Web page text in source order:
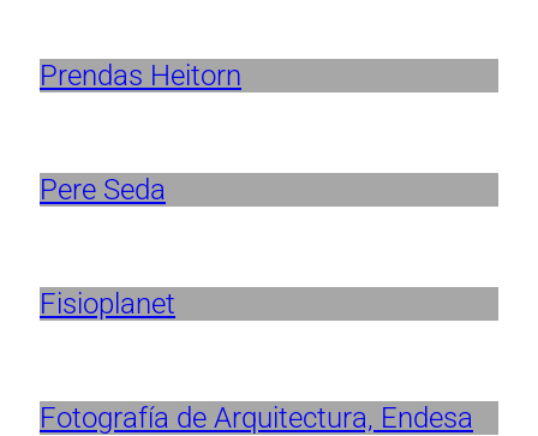
Prendas Heitorn
Pere Seda
Fisioplanet
Fotografía de Arquitectura, Endesa